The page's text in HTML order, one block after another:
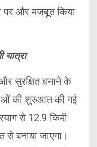
पर और मजबूत किया
यात्रा
सुरक्षित बनाने के
की शुरुआत की गई
से 12.9 किमी
से बनाया जाएगा।